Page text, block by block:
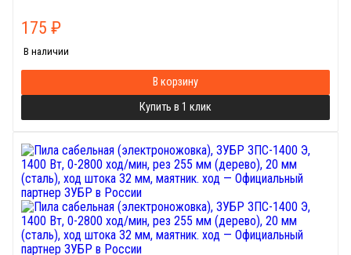
175 ₽
В наличии
В корзину
Купить в 1 клик